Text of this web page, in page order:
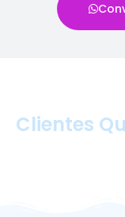
Clientes